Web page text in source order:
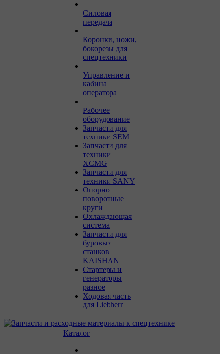
Силовая
передача
Коронки, ножи,
бокорезы для
спецтехники
Управление и
кабина
оператора
Рабочее
оборудование
Запчасти для
техники SEM
Запчасти для
техники
XCMG
Запчасти для
техники SANY
Опорно-
поворотные
круги
Охлаждающая
система
Запчасти для
буровых
станков
KAISHAN
Стартеры и
генераторы
разное
Ходовая часть
для Liebherr
Каталог